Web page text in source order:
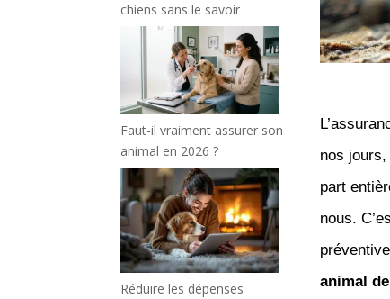
chiens sans le savoir
Faut-il vraiment assurer son
animal en 2026 ?
Réduire les dépenses
nos jours,
part
nous.
animal